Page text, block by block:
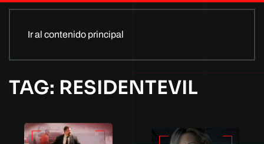
Ir al contenido principal
TAG: RESIDENTEVIL